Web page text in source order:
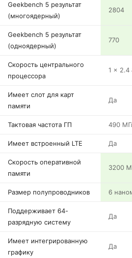
Geekbench 5 результат
(многоядерный)
2804
Geekbench 5 результат
(одноядерный)
770
Скорость центрального
процессора
1 x 2.4
Имеет слот для карт
памяти
Да
Тактовая частота ГП 490
Имеет встроенный LTE Да
Скорость оперативной
памяти
3200
Размер полупроводников 6
Поддерживает 64-
разрядную систему
Да
Имеет интегрированную
графику
Да